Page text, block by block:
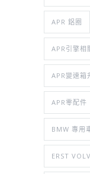
APR 鋁圈
APR引擎相
APR變速箱
APR零配件
BMW 專用
ERST